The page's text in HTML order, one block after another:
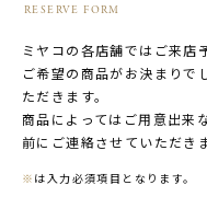
RESERVE FORM
ミヤコの各店舗ではご来店
ご希望の商品がお決まりで
ただきます。
商品によってはご用意出来
前にご連絡させていただき
※ は入力必須項目となります。